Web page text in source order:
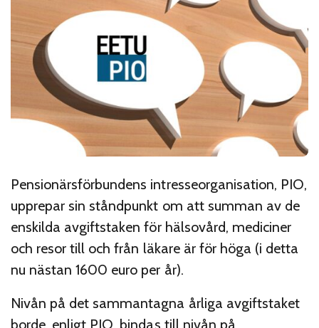
Pensionärsförbundens intresseorganisation, PIO,
upprepar sin ståndpunkt om att summan av de
enskilda avgiftstaken för hälsovård, mediciner
och resor till och från läkare är för höga (i detta
nu nästan 1600 euro per år).
Nivån på det sammantagna årliga avgiftstaket
borde, enligt PIO, bindas till nivån på